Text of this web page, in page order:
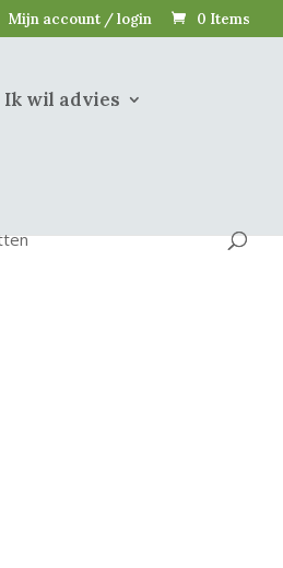
Mijn account / login 0 Items
Ik wil advies